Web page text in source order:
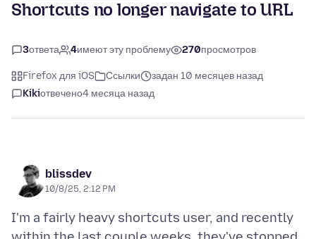
Shortcuts no longer navigate to URL
3ответа 4имеют эту проблему 270просмотров
Firefox для iOS Ссылки
задан 10 месяцев назад
Kikiотвечено4 месяца назад
blissdev
10/8/25, 2:12 PM
I'm a fairly heavy shortcuts user, and recently